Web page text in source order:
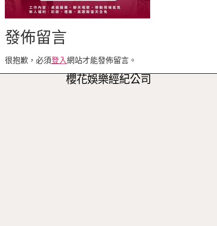
發佈留言
很抱歉，必須登入網站才能發佈留言。
櫻花娛樂經紀公司